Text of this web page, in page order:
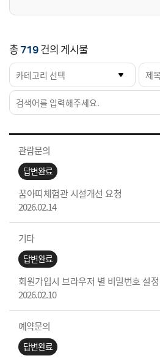
총719 건의 게시물
관람문의
답변완료
꿈아띠체험관 시설개선 요청
2026.02.14
기타
답변완료
회원가입시 브라우저 별 비밀번호 설
2026.02.10
예약문의
답변완료